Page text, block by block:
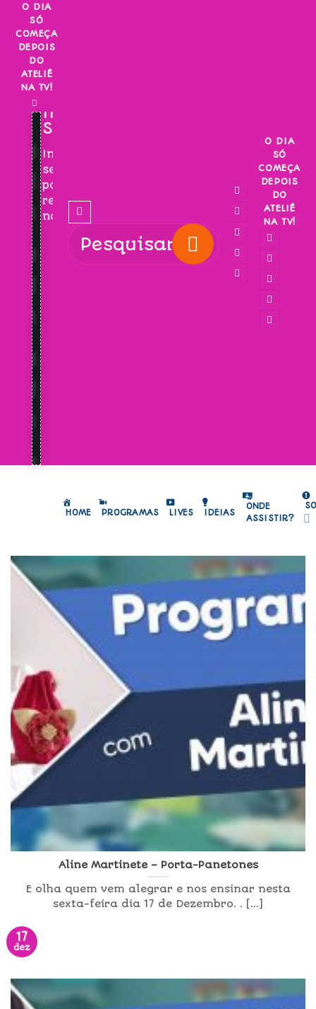
Skip
content
O DIA
SÓ
COMEÇA
DEPOIS
DO
ATELIÊ
NA TV!
INSCREVA-
SE!
Inscreva-
se
para
receber
novidades!
O DIA
SÓ
COMEÇA
DEPOIS
DO
ATELIÊ
NA TV!
HOME PROGRAMAS LIVES IDEIAS
ONDE
ASSISTIR?
Aline Martinete – Porta-Panetones
E olha quem vem alegrar e nos ensinar nesta
sexta-feira dia 17 de Dezembro. . [...]
17
dez